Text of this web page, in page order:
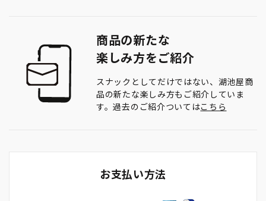
商品の新たな
楽しみ方をご紹介
スナックとしてだけではない、湖池屋商
品の新たな楽しみ方もご紹介していま
す。過去のご紹介ついてはこちら
お支払い方法